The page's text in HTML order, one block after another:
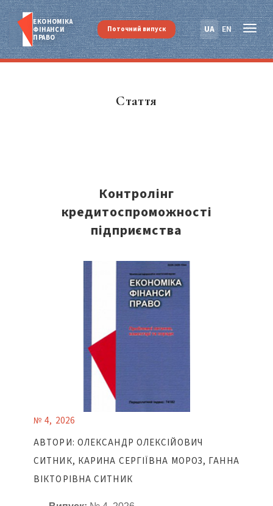
ЕКОНОМІКА
ФІНАНСИ
ПРАВО
UA EN
Поточний випуск
Стаття
Контролінг
кредитоспроможності
підприємства
№ 4, 2026
АВТОРИ: ОЛЕКСАНДР ОЛЕКСІЙОВИЧ
СИТНИК, КАРИНА СЕРГІЇВНА МОРОЗ, ГАННА
ВІКТОРІВНА СИТНИК